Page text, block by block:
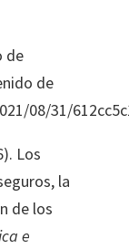
de
de
08/31/
Los
la
de los
e